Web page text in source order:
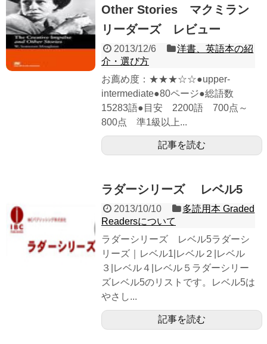
Other Stories マクミラン
リーダーズ レビュー
2013/12/6
洋書、英語本の紹
介・選び方
お薦め度：★★★☆☆●upper-
intermediate●80ページ●総語数
15283語●目安 2200語 700点～
800点 準1級以上...
記事を読む
ラダーシリーズ レベル5
2013/10/10
多読用本 Graded
Readersについて
ラダーシリーズ レベル5ラダーシ
リーズ｜レベル1|レベル２|レベル
３|レベル４|レベル５ラダーシリー
ズレベル5のリストです。レベル5は
やさし...
記事を読む